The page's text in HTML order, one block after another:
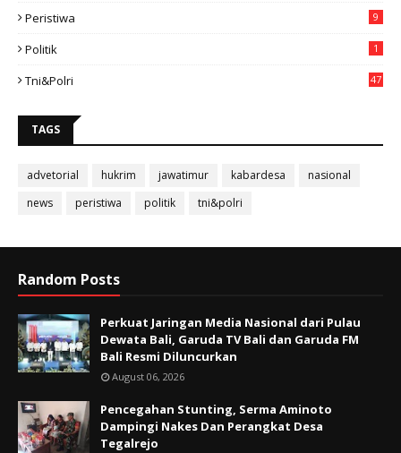
Peristiwa 9
Politik 1
Tni&polri 47
TAGS
advetorial hukrim jawatimur kabardesa
nasional
news
peristiwa politik tni&polri
Random Posts
Perkuat Jaringan Media Nasional dari Pulau
Dewata Bali, Garuda TV Bali dan Garuda FM
Bali Resmi Diluncurkan
August 06, 2026
Pencegahan Stunting, Serma Aminoto
Dampingi Nakes Dan Perangkat Desa
Tegalrejo